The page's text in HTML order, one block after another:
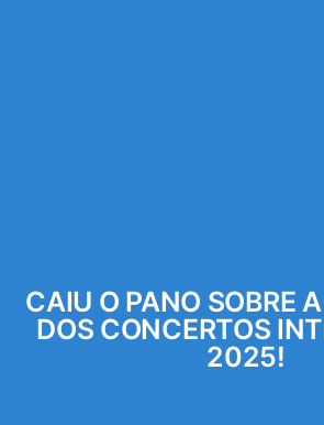
CAIU O PANO SOBRE
DOS CONCERTOS
2025!